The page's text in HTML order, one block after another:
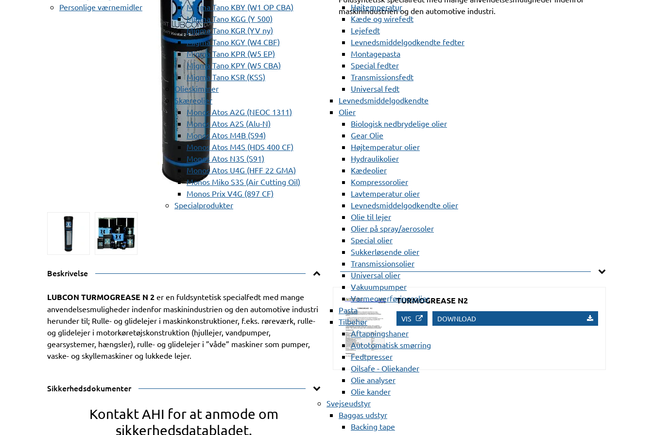
Personlige værnemidler
Migma Tano KBY (W1 OP CBA)
Migma Tano KGG (Y 500)
Migma Tano KGR (YV ny)
Migma Tano KGY (W4 CBF)
Migma Tano KPR (W5 EP)
Migma Tano KPY (W5 CBA)
Migma Tano KSR (KSS)
Olieskimmer
Skæreolier
Monos Atos A2G (NEOC 1311)
Monos Atos A2S (Alu-N)
Monos Atos M4B (S94)
Monos Atos M4S (HDS 400 CF)
Monos Atos N3S (S91)
Monos Atos U4G (HFF 22 GMA)
Monos Miko S3S (Air Cutting Oil)
Monos Prix V4G (897 CF)
Specialprodukter
Højtemperatur
Kæde og wirefedt
Lejefedt
Levnedsmiddelgodkendte fedter
Montagepasta
Special fedter
Transmissionsfedt
Universal fedt
Levnedsmiddelgodkendte
Olier
Biologisk nedbrydelige olier
Gear Olie
Højtemperatur olier
Hydraulikolier
Kædeolier
Kompressorolier
Lavtemperatur olier
Levnedsmiddelgodkendte olier
Olie til lejer
Olier på spray/aerosoler
Special olier
Sukkerløsende olier
Transmissionsolier
Universal olier
Vakuumpumper
Varmeoverføringsolier
Pasta
Tilbehør
Aftapningshaner
Autotomatisk smørring
Fedtpresser
Oilsafe - Oliekander
Olie analyser
Olie kander
Svejseudstyr
Baggas udstyr
Backing tape
maskinindustrien og den automotive industri.
Beskrivelse
LUBCON TURMOGREASE N 2 er en fuldsyntetisk specialfedt med mange
anvendelsesmuligheder indenfor maskinindustrien og den automotive industri
herunder til; Rulle- og glidelejer i maskinkonstruktioner, f.eks. røreværk, rulle-
og glidelejer i motorkøretøjskonstruktion (hjullejer, vandpumper,
gearsystemer, hængsler), rulle- og glidelejer i ”våde” maskiner som pumper,
vaske- og skyllemaskiner og lukkede lejer.
TURMOGREASE N2
VIS DOWNLOAD
Sikkerhedsdokumenter
Kontakt AHI for at anmode om
sikkerhedsdatabladet.